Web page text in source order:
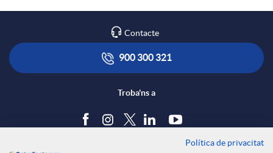
Contacte
900 300 321
Troba'ns a
Política de privacitat